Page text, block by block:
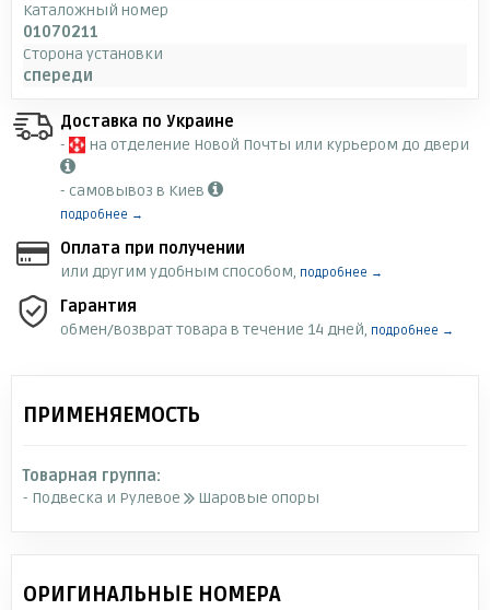
Каталожный номер
01070211
Сторона установки
спереди
Доставка по Украине
-
на отделение Новой Почты или курьером до двери
- самовывоз в Киев
подробнее →
Оплата при получении
или другим удобным способом, подробнее →
Гарантия
обмен/возврат товара в течение 14 дней, подробнее →
ПРИМЕНЯЕМОСТЬ
Товарная группа:
- Подвеска и Рулевое
Шаровые опоры
ОРИГИНАЛЬНЫЕ НОМЕРА